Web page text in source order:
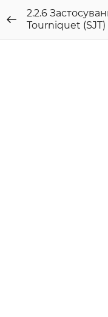
2.2.6
Tourniquet (SJT)